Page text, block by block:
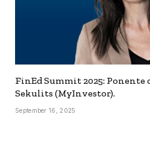
FinEd Summit 2025: Ponente
Sekulits (MyInvestor).
September 16, 2025